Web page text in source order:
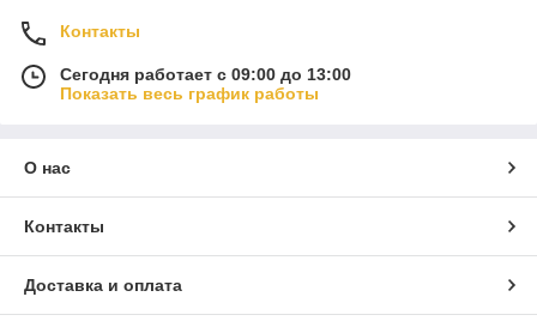
Контакты
Сегодня работает с 09:00 до 13:00
Показать весь график работы
О нас
Контакты
Доставка и оплата